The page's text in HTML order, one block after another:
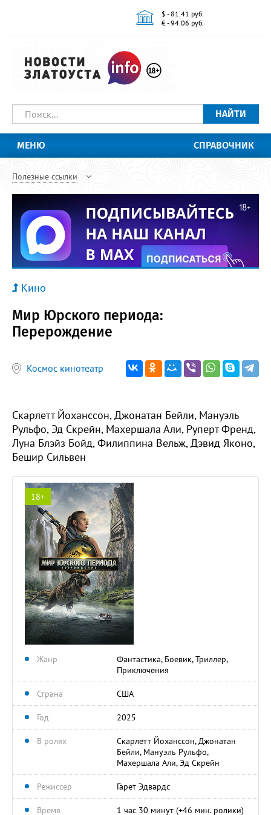
$ - 81.41 руб.
€ - 94.06 руб.
НАЙТИ
МЕНЮ СПРАВОЧНИК
Полезные ссылки
Кино
Мир Юрского периода:
Перерождение
Космос кинотеатр
Скарлетт Йоханссон, Джонатан Бейли, Мануэль
Рульфо, Эд Скрейн, Махершала Али, Руперт Френд,
Луна Блэйз Бойд, Филиппина Вельж, Дэвид Яконо,
Бешир Сильвен
18+
Жанр
Фантастика, Боевик, Триллер,
Приключения
Страна США
Год 2025
В ролях
Скарлетт Йоханссон, Джонатан
Бейли, Мануэль Рульфо,
Махершала Али, Эд Скрейн
Режиссер Гарет Эдвардс
Время 1 час 30 минут (+46 мин. ролики)